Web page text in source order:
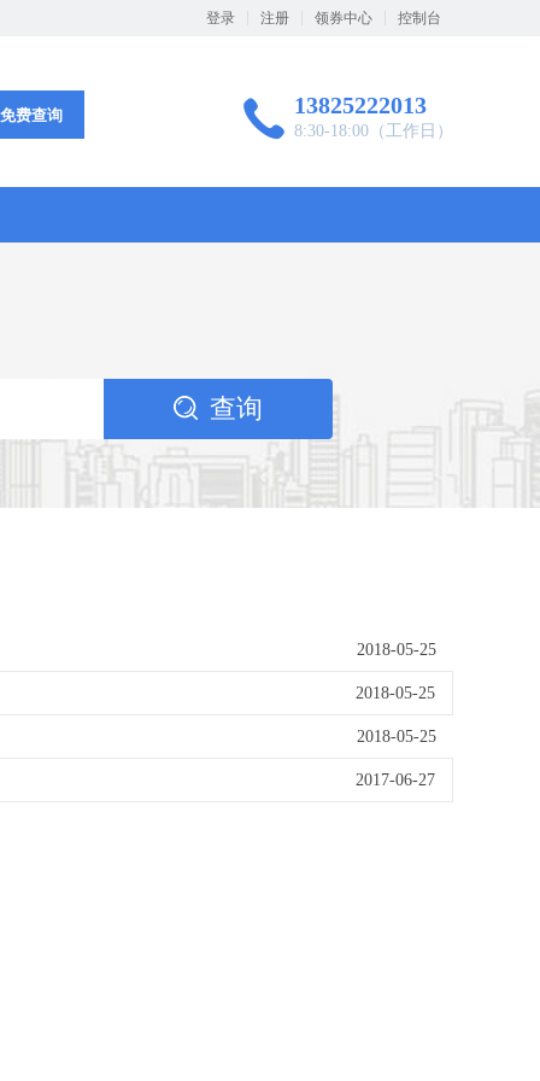
登录 注册 领券中心 控制台
免费查询  13825222013
8:30-18:00（工作日）
查询
2018-05-25
2018-05-25
2018-05-25
2017-06-27